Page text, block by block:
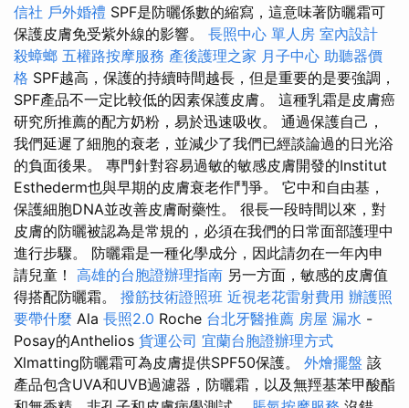
信社 戶外婚禮 SPF是防曬係數的縮寫，這意味著防曬霜可
保護皮膚免受紫外線的影響。 長照中心 單人房 室內設計
殺蟑螂 五權路按摩服務 產後護理之家 月子中心 助聽器價
格 SPF越高，保護的持續時間越長，但是重要的是要強調，
SPF產品不一定比較低的因素保護皮膚。 這種乳霜是皮膚癌
研究所推薦的配方奶粉，易於迅速吸收。 通過保護自己，
我們延遲了細胞的衰老，並減少了我們已經談論過的日光浴
的負面後果。 專門針對容易過敏的敏感皮膚開發的Institut
Esthederm也與早期的皮膚衰老作鬥爭。 它中和自由基，
保護細胞DNA並改善皮膚耐藥性。 很長一段時間以來，對
皮膚的防曬被認為是常規的，必須在我們的日常面部護理中
進行步驟。 防曬霜是一種化學成分，因此請勿在一年內申
請兒童！ 高雄的台胞證辦理指南 另一方面，敏感的皮膚值
得搭配防曬霜。 撥筋技術證照班 近視老花雷射費用 辦護照
要帶什麼 Ala 長照2.0 Roche 台北牙醫推薦 房屋 漏水 -
Posay的Anthelios 貨運公司 宜蘭台胞證辦理方式
Xlmatting防曬霜可為皮膚提供SPF50保護。 外燴擺盤 該
產品包含UVA和UVB過濾器，防曬霜，以及無羥基苯甲酸酯